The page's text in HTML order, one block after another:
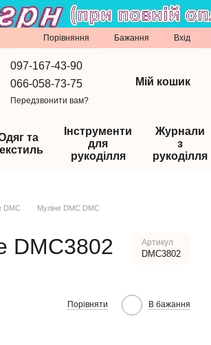
Порівняння Бажання Вхід
097-167-43-90
066-058-73-75
Передзвонити вам?
Мій кошик
та
Інструменти
для
рукоділля
Журнали
з
рукоділля
DMC
Муліне DMC DMC
DMC3802 Артикул
DMC3802
Порівняти В бажання